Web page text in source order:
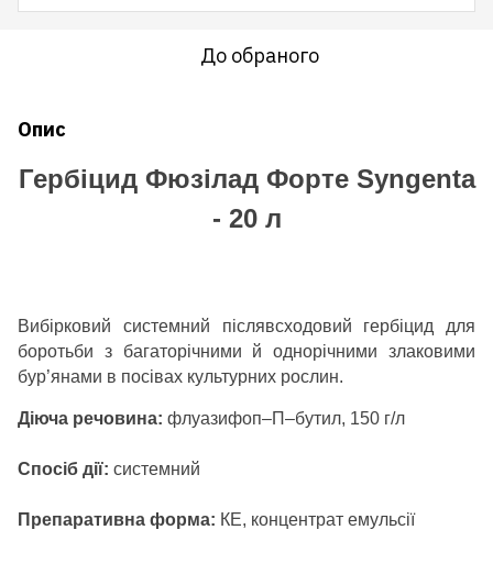
До обраного
Опис
Гербіцид Фюзілад Форте Syngenta
- 20 л
Вибірковий системний післявсходовий гербіцид для
боротьби з багаторічними й однорічними злаковими
бур’янами в посівах культурних рослин.
Діюча речовина: флуазифоп–П–бутил, 150 г/л
Спосіб дії: системний
Препаративна форма: КЕ, концентрат емульсії